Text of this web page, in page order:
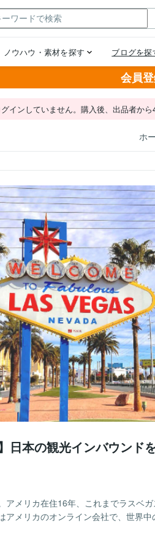
会員
インしていません。購入後、出品者か
ホ
日本の観光インバウンド
アメリカ在住16年、これまでラスベ
アメリカのオンライン会社で、世界